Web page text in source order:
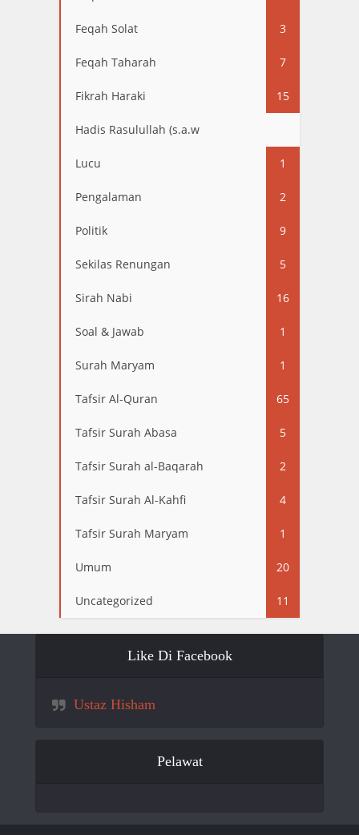
Feqah Solat 3
Feqah Taharah 7
Fikrah Haraki 15
Hadis Rasulullah (s.a.w
Lucu 1
Pengalaman 2
Politik 9
Sekilas Renungan 5
Sirah Nabi 16
Soal & Jawab 1
Surah Maryam 1
Tafsir Al-Quran 65
Tafsir Surah Abasa 5
Tafsir Surah al-Baqarah 2
Tafsir Surah Al-Kahfi 4
Tafsir Surah Maryam 1
Umum 20
Uncategorized 11
Like Di Facebook
Ustaz Hisham
Pelawat